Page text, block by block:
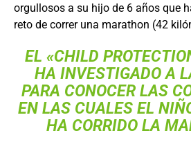
orgullosos a su hijo de 6 años que
reto de correr una marathon (42
EL «CHILD
HA INVESTIGADO A
PARA CONOCER LAS
EN LAS CUALES EL
HA CORRIDO LA